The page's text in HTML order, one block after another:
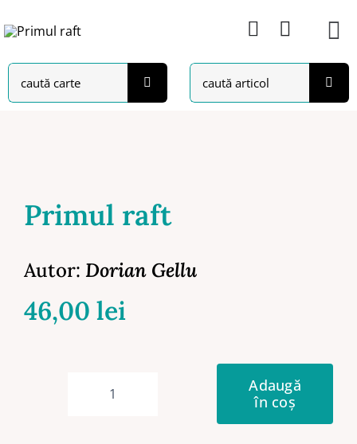
to
Search
for:
Search
for:
Primul raft
Autor: Dorian Gellu
46,00 lei
Cantitate
Adaugă
în coș